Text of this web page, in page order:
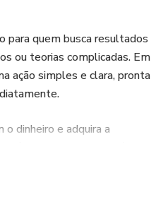
para quem busca resultados
ou teorias complicadas. Em
ação simples e clara, pronta
dinheiro e adquira a
ter controle sobre suas
passo rumo a uma vida